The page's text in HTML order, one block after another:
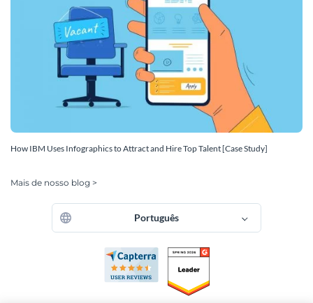
How IBM Uses Infographics to Attract and Hire Top Talent [Case Study]
Mais de nosso blog >
Português